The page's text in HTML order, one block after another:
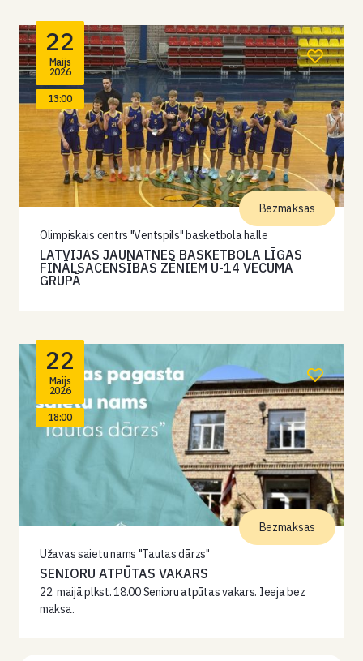
22
Maijs
2026
13:00
Olimpiskais centrs "Ventspils" basketbola halle
LATVIJAS JAUNATNES BASKETBOLA LĪGAS
FINĀLSACENSĪBAS ZĒNIEM U-14 VECUMA
GRUPĀ
Bezmaksas
22
Maijs
2026
18:00
Užavas saietu nams "Tautas dārzs"
SENIORU ATPŪTAS VAKARS
22. maijā plkst. 18.00 Senioru atpūtas vakars. Ieeja bez
maksa.
Bezmaksas